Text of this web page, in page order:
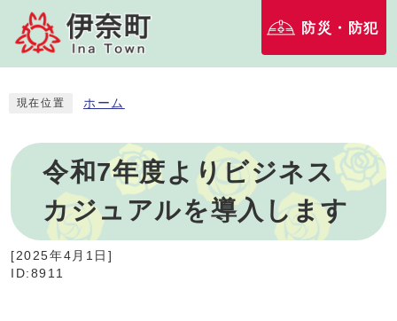
防災・防犯
現在位置 ホーム
令和7年度よりビジネス
カジュアルを導入します
[2025年4月1日]
ID:8911